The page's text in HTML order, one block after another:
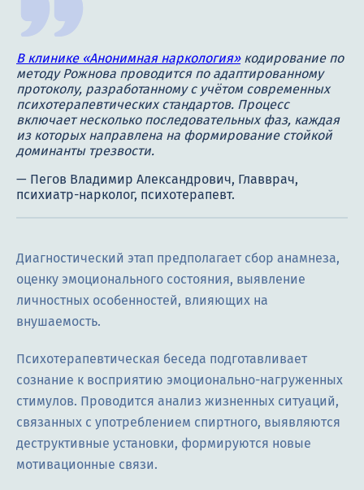
В клинике «Анонимная наркология»кодирование по
методу Рожнова проводится по адаптированному
протоколу, разработанному с учётом современных
психотерапевтических стандартов. Процесс
включает несколько последовательных фаз, каждая
из которых направлена на формирование стойкой
доминанты трезвости.
Диагностический этап предполагает сбор анамнеза,
оценку эмоционального состояния, выявление
личностных особенностей, влияющих на
внушаемость.
Психотерапевтическая беседа подготавливает
сознание к восприятию эмоционально-нагруженных
стимулов. Проводится анализ жизненных ситуаций,
связанных с употреблением спиртного, выявляются
деструктивные установки, формируются новые
мотивационные связи.